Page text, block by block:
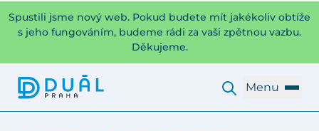
Spustili jsme nový web. Pokud budete mít jakékoliv obtíže
s jeho fungováním, budeme rádi za vaši zpětnou vazbu.
Děkujeme.
Menu